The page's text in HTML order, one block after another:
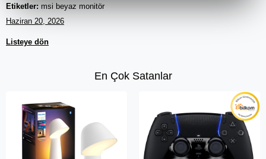
Etiketler: msi beyaz monitör
Haziran 20, 2026
Listeye dön
En Çok Satanlar